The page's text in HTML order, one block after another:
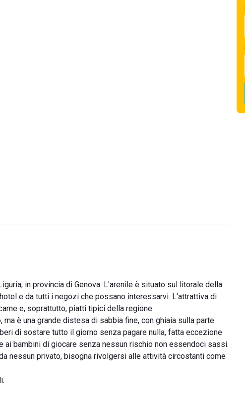
in provincia di Genova. L'arenile è situato sul litorale della
e da tutti i negozi che possano interessarvi. L'attrattiva di
e, soprattutto, piatti tipici della regione.
è una grande distesa di sabbia fine, con ghiaia sulla parte
di sostare tutto il giorno senza pagare nulla, fatta eccezione
bambini di giocare senza nessun rischio non essendoci sassi.
nessun privato, bisogna rivolgersi alle attività circostanti come